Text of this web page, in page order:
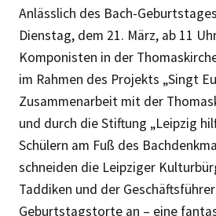
Anlässlich des Bach-
Dienstag, dem 21. März, ab 11
Komponisten in der
im Rahmen des Projekts „Singt
Zusammenarbeit mit der
und durch die Stiftung „Leipzig
Schülern am Fuß des
schneiden die Leipziger
Taddiken und der
Geburtstagstorte an – eine